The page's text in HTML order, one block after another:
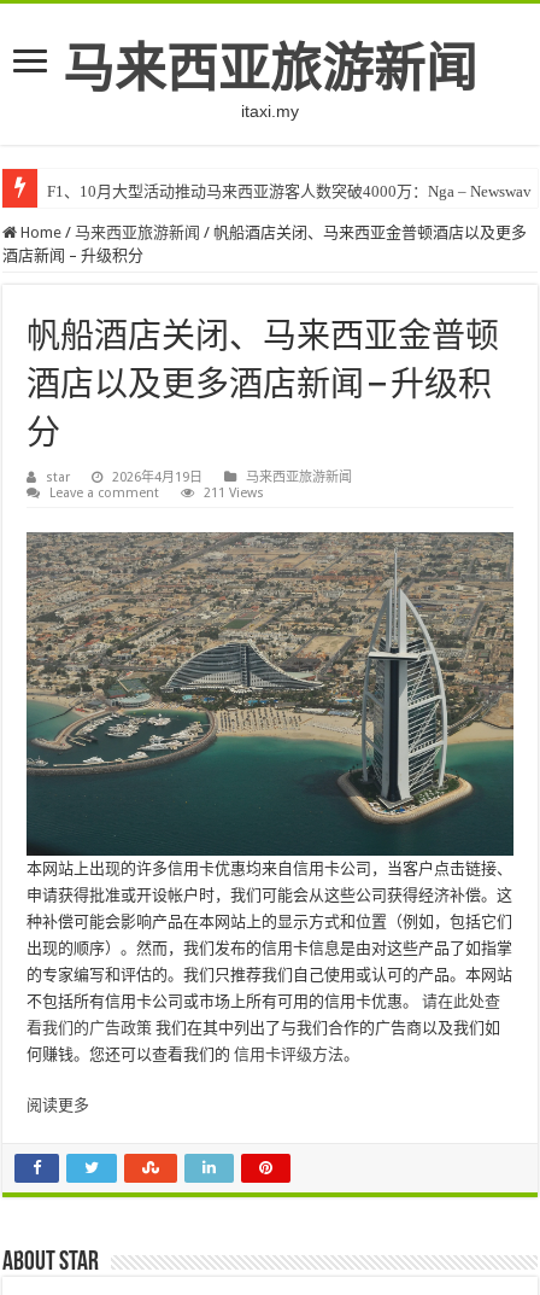
马来西亚旅游新闻
itaxi.my
F1、10月大型活动推动马来西亚游客人数突破4000万：Nga – Newswav
Home / 马来西亚旅游新闻 / 帆船酒店关闭、马来西亚金普顿酒店以及更多
酒店新闻 – 升级积分
帆船酒店关闭、马来西亚金普顿
酒店以及更多酒店新闻 – 升级积
分
star 2026年4月19日
马来西亚旅游新闻
Leave a comment
211 Views
本网站上出现的许多信用卡优惠均来自信用卡公司，当客户点击链接、
申请获得批准或开设帐户时，我们可能会从这些公司获得经济补偿。这
种补偿可能会影响产品在本网站上的显示方式和位置（例如，包括它们
出现的顺序）。然而，我们发布的信用卡信息是由对这些产品了如指掌
的专家编写和评估的。我们只推荐我​​们自己使用或认可的产品。本网站
不包括所有信用卡公司或市场上所有可用的信用卡优惠。请在此处查
看我们的广告政策 我们在其中列出了与我们合作的广告商以及我们如
何赚钱。您还可以查看我们的信用卡评级方法。
阅读更多
About star